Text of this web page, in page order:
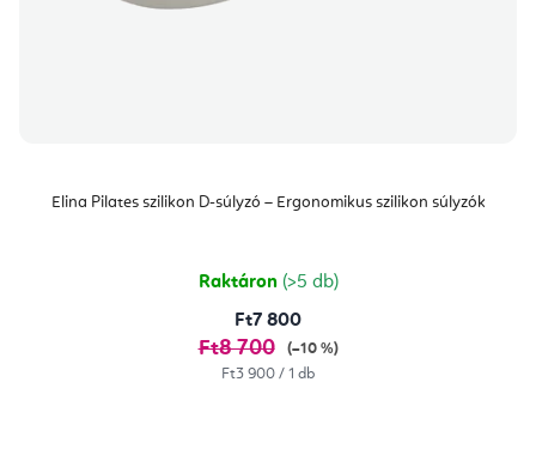
Elina Pilates szilikon D-súlyzó – Ergonomikus szilikon súlyzók
Raktáron (>5 db)
Ft7 800
Ft8 700
(–10 %)
Egységár:
Ft3 900 / 1 db